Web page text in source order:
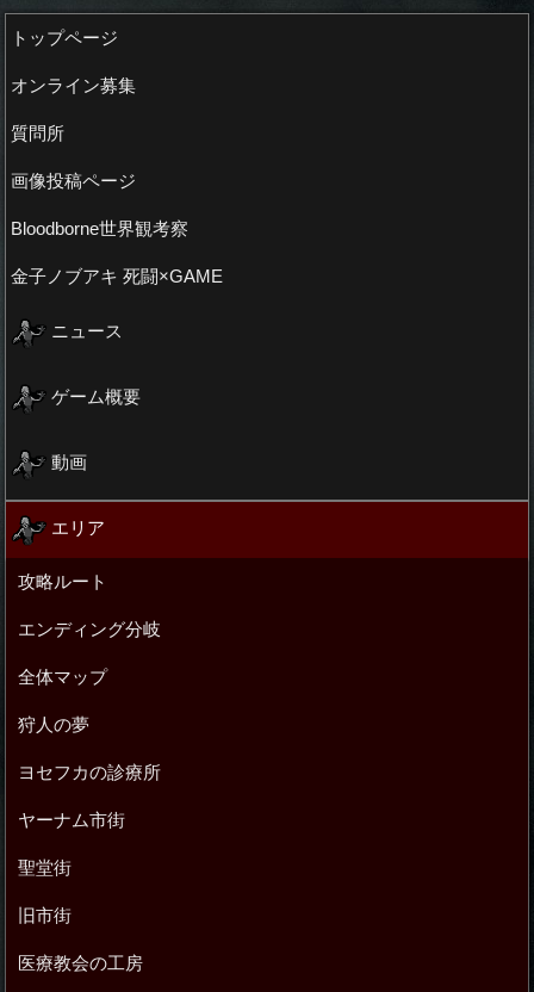
トップページ
オンライン募集
質問所
画像投稿ページ
Bloodborne世界観考察
金子ノブアキ 死闘×GAME
ニュース
ゲーム概要
動画
エリア
攻略ルート
エンディング分岐
全体マップ
狩人の夢
ヨセフカの診療所
ヤーナム市街
聖堂街
旧市街
医療教会の工房